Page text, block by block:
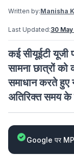
Written by:Manisha
Last Updated:30
कई सीयूईटी यूजी
सामना छात्रों
समाधान करते हुए
अतिरिक्त समय के
Google पर